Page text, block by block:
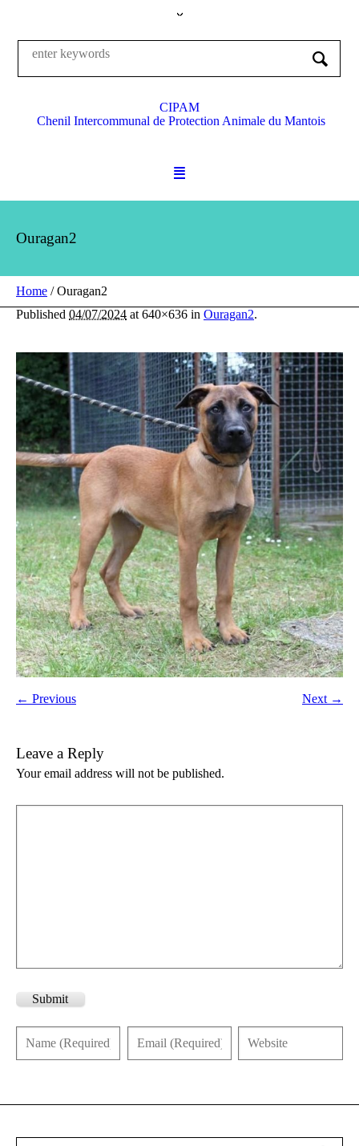
CIPAM
Chenil Intercommunal de Protection Animale du Mantois
Ouragan2
Home /Ouragan2
Published 04/07/2024 at 640×636 in Ouragan2.
← Previous Next →
Leave a Reply
Your email address will not be published.
Submit